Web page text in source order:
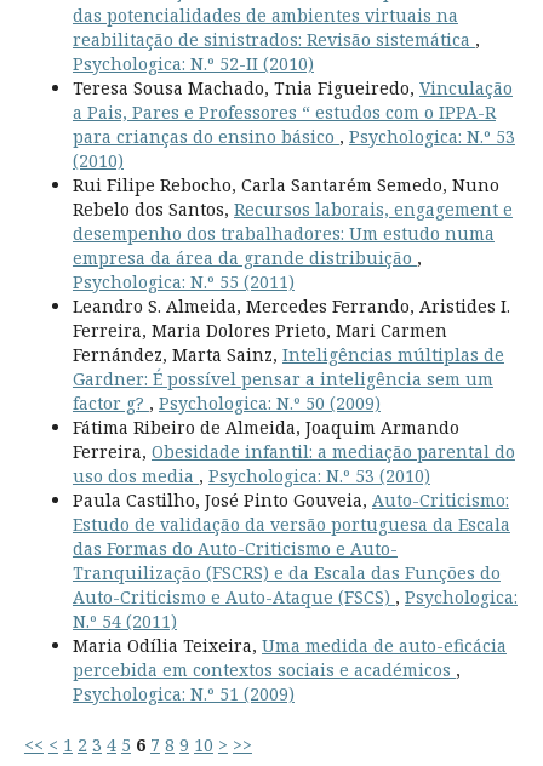
das potencialidades de ambientes virtuais na
reabilitação de sinistrados: Revisão sistemática ,
Psychologica: N.º 52-II (2010)
Teresa Sousa Machado, Tnia Figueiredo, Vinculação
a Pais, Pares e Professores “ estudos com o IPPA-R
para crianças do ensino básico , Psychologica: N.º 53
(2010)
Rui Filipe Rebocho, Carla Santarém Semedo, Nuno
Rebelo dos Santos, Recursos laborais, engagement e
desempenho dos trabalhadores: Um estudo numa
empresa da área da grande distribuição ,
Psychologica: N.º 55 (2011)
Leandro S. Almeida, Mercedes Ferrando, Aristides I.
Ferreira, Maria Dolores Prieto, Mari Carmen
Fernández, Marta Sainz, Inteligências múltiplas de
Gardner: É possível pensar a inteligência sem um
factor g? , Psychologica: N.º 50 (2009)
Fátima Ribeiro de Almeida, Joaquim Armando
Ferreira, Obesidade infantil: a mediação parental do
uso dos media , Psychologica: N.º 53 (2010)
Paula Castilho, José Pinto Gouveia, Auto-Criticismo:
Estudo de validação da versão portuguesa da Escala
das Formas do Auto-Criticismo e Auto-
Tranquilização (FSCRS) e da Escala das Funções do
Auto-Criticismo e Auto-Ataque (FSCS) , Psychologica:
N.º 54 (2011)
Maria Odília Teixeira, Uma medida de auto-eficácia
percebida em contextos sociais e académicos ,
Psychologica: N.º 51 (2009)
<< < 1 2 3 4 5 6 7 8 9 10 > >>